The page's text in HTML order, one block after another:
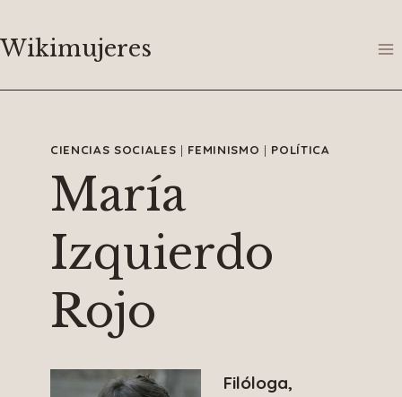
al
Wikimujeres
CIENCIAS SOCIALES | FEMINISMO | POLÍTICA
María
Izquierdo
Rojo
Filóloga,